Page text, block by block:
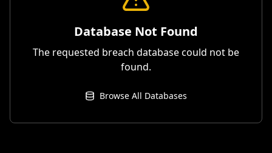
Database Not Found
The requested breach database could not be
found.
Browse All Databases